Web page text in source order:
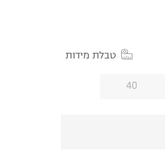
טבלת מידות
40